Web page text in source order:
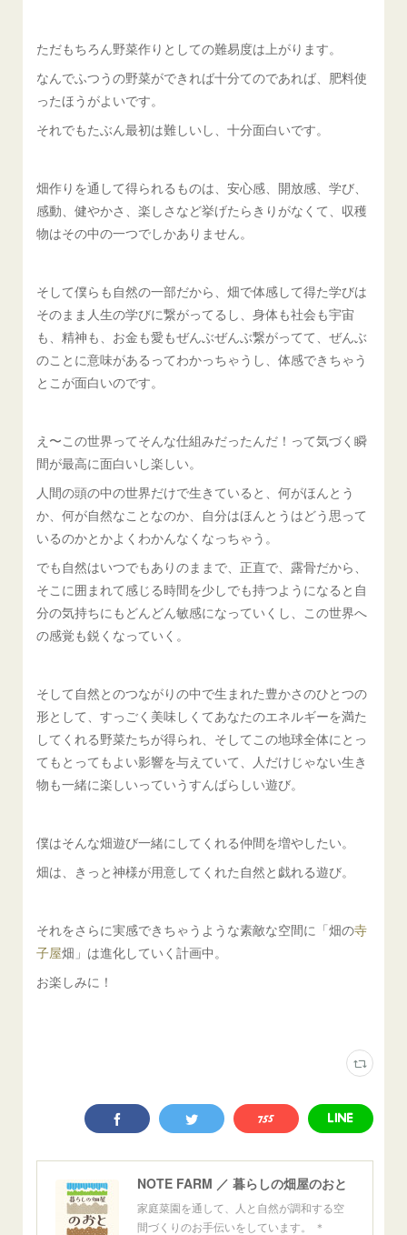
ただもちろん野菜作りとしての難易度は上がります。
なんでふつうの野菜ができれば十分てのであれば、肥料使
ったほうがよいです。
それでもたぶん最初は難しいし、十分面白いです。
畑作りを通して得られるものは、安心感、開放感、学び、
感動、健やかさ、楽しさなど挙げたらきりがなくて、収穫
物はその中の一つでしかありません。
そして僕らも自然の一部だから、畑で体感して得た学びは
そのまま人生の学びに繋がってるし、身体も社会も宇宙
も、精神も、お金も愛もぜんぶぜんぶ繋がってて、ぜんぶ
のことに意味があるってわかっちゃうし、体感できちゃう
とこが面白いのです。
え〜この世界ってそんな仕組みだったんだ！って気づく瞬
間が最高に面白いし楽しい。
人間の頭の中の世界だけで生きていると、何がほんとう
か、何が自然なことなのか、自分はほんとうはどう思って
いるのかとかよくわかんなくなっちゃう。
でも自然はいつでもありのままで、正直で、露骨だから、
そこに囲まれて感じる時間を少しでも持つようになると自
分の気持ちにもどんどん敏感になっていくし、この世界へ
の感覚も鋭くなっていく。
そして自然とのつながりの中で生まれた豊かさのひとつの
形として、すっごく美味しくてあなたのエネルギーを満た
してくれる野菜たちが得られ、そしてこの地球全体にとっ
てもとってもよい影響を与えていて、人だけじゃない生き
物も一緒に楽しいっていうすんばらしい遊び。
僕はそんな畑遊び一緒にしてくれる仲間を増やしたい。
畑は、きっと神様が用意してくれた自然と戯れる遊び。
それをさらに実感できちゃうような素敵な空間に「畑の寺
子屋畑」は進化していく計画中。
お楽しみに！
NOTE FARM ／ 暮らしの畑屋のおと
家庭菜園を通して、人と自然が調和する空
間づくりのお手伝いをしています。 ＊